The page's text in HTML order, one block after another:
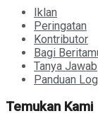
Iklan
Peringatan
Kontributor
Bagi
Tanya Jawab
Panduan
Temukan Kami